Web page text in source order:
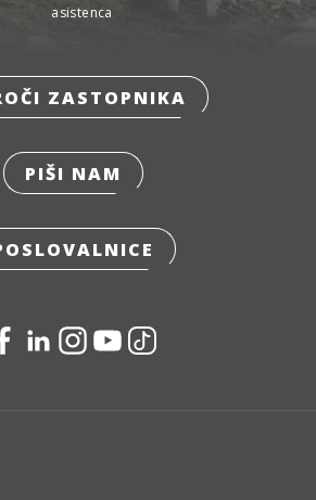
asistenca
ZASTOPNIKA
PIŠI NAM